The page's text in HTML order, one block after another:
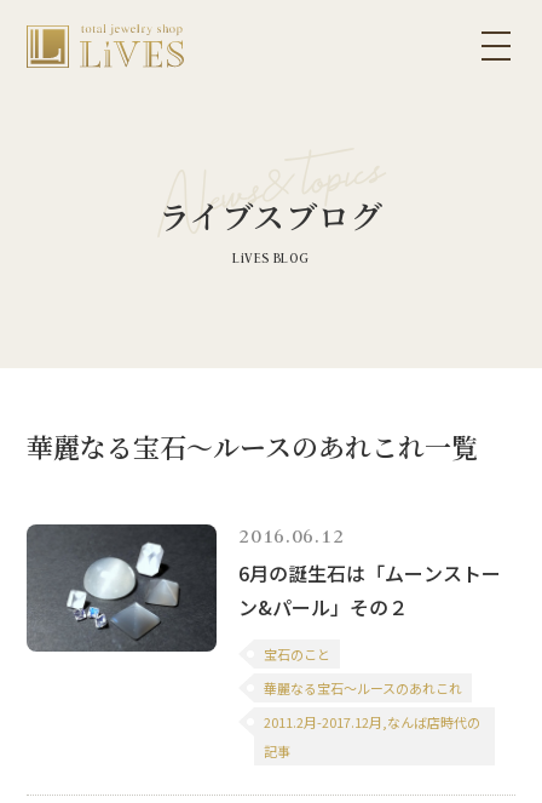
ライブスブログ
華麗なる宝石～ルースのあれこれ一覧
2016.06.12
6月の誕生石は「ムーンストー
ン&パール」その２
宝石のこと
華麗なる宝石～ルースのあれこれ
2011.2月-2017.12月,なんば店時代の
記事